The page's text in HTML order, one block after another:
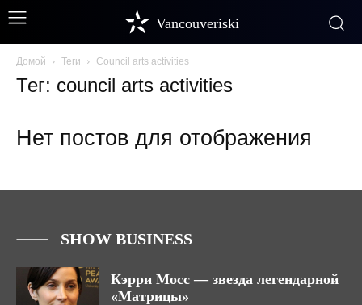
Vancouveriski
Домой Теги Council arts activities
Тег: council arts activities
Нет постов для отображения
SHOW BUSINESS
Кэрри Мосс — звезда легендарной
«Матрицы»